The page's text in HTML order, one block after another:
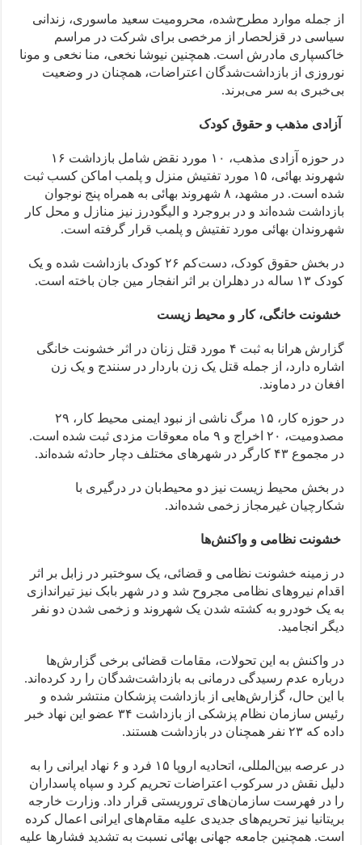
از جمله موارد مطرح‌شده، محرومیت سعید ماسوری، زندانی
سیاسی در قزلحصار از مرخصی برای شرکت در مراسم
خاکسپاری مادرش است. همچنین نیوشا نخعی، منا نخعی و مونا
نوروزی از بازداشت‌شدگان اعتراضات، همچنان در وضعیت
بی‌خبری به سر می‌برند.
آزادی مذهب و حقوق کودک
در حوزه آزادی مذهب، ۱۰ مورد نقض شامل بازداشت ۱۶
شهروند بهائی، ۱۵ مورد تفتیش منزل و پلمب اماکن کسب ثبت
شده است. در مشهد، ۸ شهروند بهائی به همراه پنج نوجوان
بازداشت شده‌اند و در بروجرد و الیگودرز نیز منازل و محل کار
شهروندان بهائی مورد تفتیش و پلمب قرار گرفته است.
در بخش حقوق کودک، دست‌کم ۲۶ کودک بازداشت شده و یک
کودک ۱۳ ساله در دهلران بر اثر انفجار مین جان باخته است.
خشونت خانگی، کار و محیط زیست
گزارش هرانا به ثبت ۴ مورد قتل زنان در اثر خشونت خانگی
اشاره دارد، از جمله قتل یک زن باردار در سنندج و یک زن
افغان در دماوند.
در حوزه کار، ۱۵ مرگ ناشی از نبود ایمنی محیط کار، ۲۹
مصدومیت، ۲۰ اخراج و ۹ ماه معوقات مزدی ثبت شده است.
در مجموع ۴۳ کارگر در شهرهای مختلف دچار حادثه شده‌اند.
در بخش محیط زیست نیز دو محیط‌بان در درگیری با
شکارچیان غیرمجاز زخمی شده‌اند.
خشونت نظامی و واکنش‌ها
در زمینه خشونت نظامی و قضائی، یک سوختبر در زابل بر اثر
اقدام نیروهای نظامی مجروح شد و در شهر بابک نیز تیراندازی
به یک خودرو به کشته شدن یک شهروند و زخمی شدن دو نفر
دیگر انجامید.
در واکنش به این تحولات، مقامات قضائی برخی گزارش‌ها
درباره عدم رسیدگی درمانی به بازداشت‌شدگان را رد کرده‌اند.
با این حال، گزارش‌هایی از بازداشت پزشکان منتشر شده و
رئیس سازمان نظام پزشکی از بازداشت ۳۴ عضو این نهاد خبر
داده که ۲۳ نفر همچنان در بازداشت هستند.
در عرصه بین‌المللی، اتحادیه اروپا ۱۵ فرد و ۶ نهاد ایرانی را به
دلیل نقش در سرکوب اعتراضات تحریم کرد و سپاه پاسداران
را در فهرست سازمان‌های تروریستی قرار داد. وزارت خارجه
بریتانیا نیز تحریم‌های جدیدی علیه مقام‌های ایرانی اعمال کرده
است. همچنین جامعه جهانی بهائی نسبت به تشدید فشارها علیه